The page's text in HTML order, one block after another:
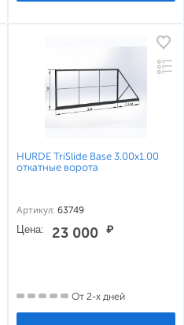
HURDE TriSlide Base 3.00x1.00
откатные ворота
Артикул: 63749
Цена: 23 000 ₽
От 2-х дней